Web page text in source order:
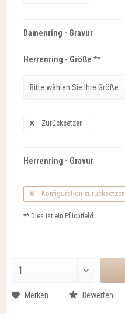
Damenring - Gravur
Herrenring - Größe **
Zurücksetzen
Herrenring - Gravur
Konfiguration zurücksetzen
** Dies ist ein Pflichtfeld.
Merken Bewerten